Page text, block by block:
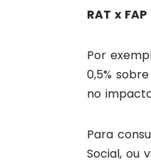
RAT x
Por
0,5%
no
Para
Social, ou